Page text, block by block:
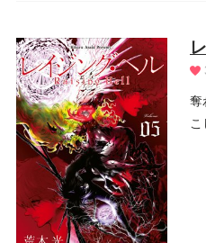
奪